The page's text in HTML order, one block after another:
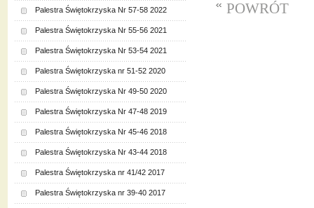
POWRÓT
Palestra Świętokrzyska Nr 57-58 2022
Palestra Świętokrzyska Nr 55-56 2021
Palestra Świętokrzyska Nr 53-54 2021
Palestra Świętokrzyska nr 51-52 2020
Palestra Świętokrzyska Nr 49-50 2020
Palestra Świętokrzyska Nr 47-48 2019
Palestra Świętokrzyska Nr 45-46 2018
Palestra Świętokrzyska Nr 43-44 2018
Palestra Świętokrzyska nr 41/42 2017
Palestra Świętokrzyska nr 39-40 2017